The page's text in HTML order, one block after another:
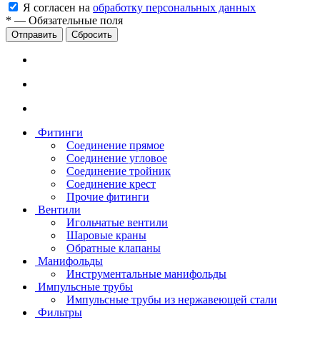
Я согласен на обработку персональных данных
* — Обязательные поля
Сбросить
Фитинги
Соединение прямое
Соединение угловое
Соединение тройник
Соединение крест
Прочие фитинги
Вентили
Игольчатые вентили
Шаровые краны
Обратные клапаны
Манифольды
Инструментальные манифольды
Импульсные трубы
Импульсные трубы из нержавеющей стали
Фильтры